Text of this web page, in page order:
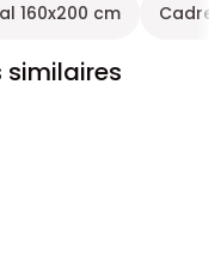
160x200 cm Cadre